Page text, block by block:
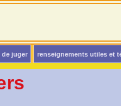
de juger renseignements utiles et